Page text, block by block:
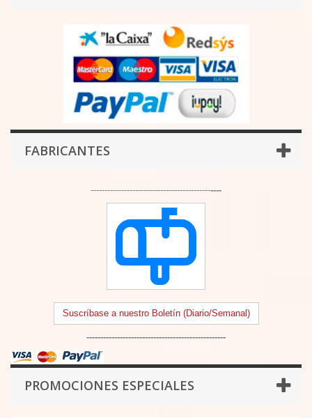
FABRICANTES
-----------------------------------------------
Suscríbase a nuestro Boletín (Diario/Semanal)
--------------------------------------------------
PROMOCIONES ESPECIALES